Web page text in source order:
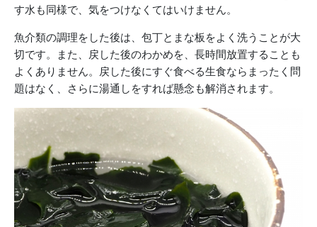
す水も同様で、気をつけなくてはいけません。
魚介類の調理をした後は、包丁とまな板をよく洗うことが大
切です。また、戻した後のわかめを、長時間放置することも
よくありません。戻した後にすぐ食べる生食ならまったく問
題はなく、さらに湯通しをすれば懸念も解消されます。